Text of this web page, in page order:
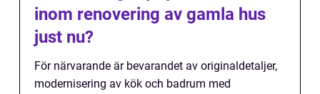
inom renovering av gamla hus
just nu?
För närvarande är bevarandet av originaldetaljer,
modernisering av kök och badrum med